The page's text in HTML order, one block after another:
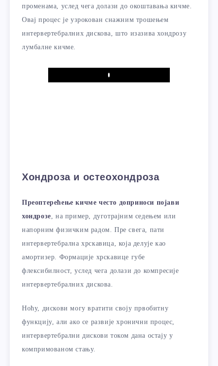
променама, услед чега долази до окоштавања кичме.
Овај процес је узрокован снажним трошењем
интервертебралних дискова, што изазива хондрозу
лумбалне кичме.
Play
Хондроза и остеохондроза
Преоптерећење кичме често доприноси појави
хондрозе, на пример, дуготрајним седењем или
напорним физичким радом. Пре свега, пати
интервертебрална хрскавица, која делује као
амортизер. Формације хрскавице губе
флексибилност, услед чега долази до компресије
интервертебралних дискова.
Ноћу, дискови могу вратити своју првобитну
функцију, али ако се развије хронични процес,
интервертебрални дискови током дана остају у
компримованом стању.